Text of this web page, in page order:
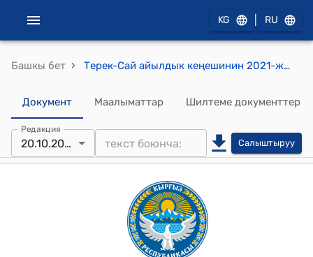
KG RU
Башкы бет › Терек-Сай айылдык кеңешинин 2021-жылдын 20-октябры № 1 "Терек-Сай айыл аймагына караштуу “Каратюбе-Бузук” участкаларынан чачыранды алтын кенин казуу иштерин жүргүзүүгө “Эвентус” ЖЧКна уруксат берүү жөнүндө" токтому
Документ Маалыматтар Шилтеме документтер
Редакция
20.10.2021 Салыштыруу